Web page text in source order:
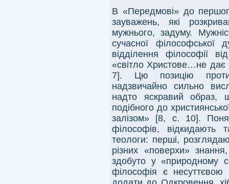
В «Передмові» до
зауважень, які
мужнього, задуму.
сучасної філософської
відділення філософії
«світло Христове…не дає
7]. Цю позицію
надзвичайно сильно
надто яскравий образ,
подібного до
залізом» [8, с. 10].
філософів, відкидають
теологи: перші,
різних «поверхи»
здобуто у «природному
філософія є